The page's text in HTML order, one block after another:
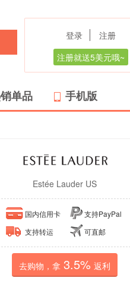
登录
注册
注册就送5美元哦~
单品 手机版
Estée Lauder US
国内信用卡
支持PayPal
支持转运
可直邮
去购物，拿 3.5% 返利